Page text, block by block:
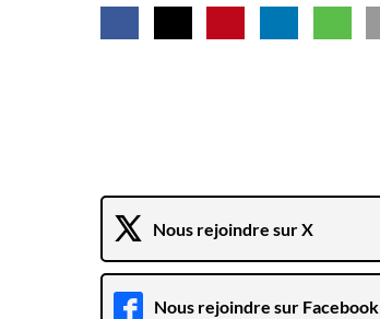
Nous rejoindre sur X
Nous rejoindre sur Facebook